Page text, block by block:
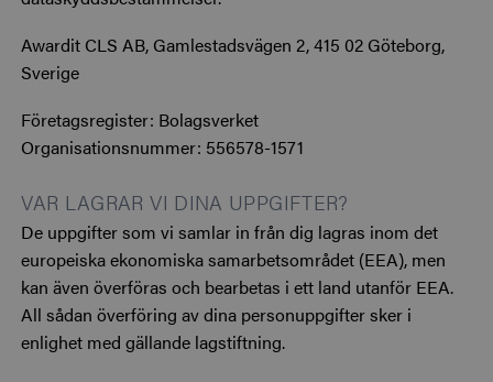
Awardit CLS AB, Gamlestadsvägen 2, 415 02 Göteborg,
Sverige
Företagsregister: Bolagsverket
Organisationsnummer: 556578-1571
VAR LAGRAR VI DINA UPPGIFTER?
De uppgifter som vi samlar in från dig lagras inom det
europeiska ekonomiska samarbetsområdet (EEA), men
kan även överföras och bearbetas i ett land utanför EEA.
All sådan överföring av dina personuppgifter sker i
enlighet med gällande lagstiftning.